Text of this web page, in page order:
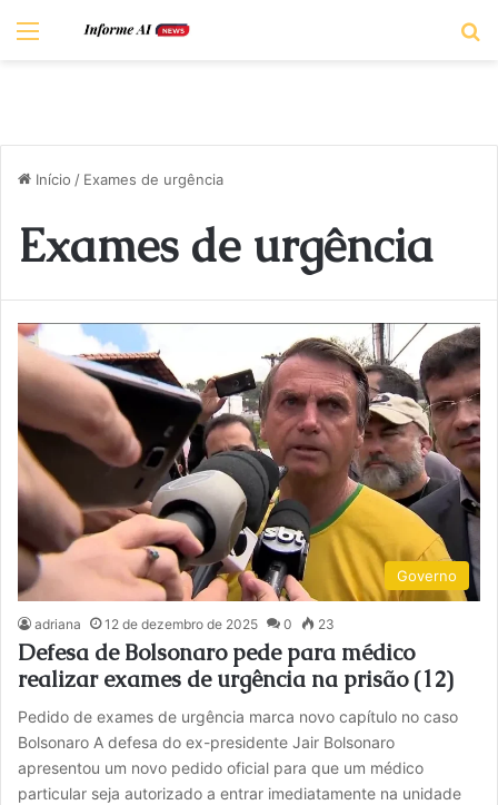
Menu
Início / Exames de urgência
Exames de urgência
Governo
adriana 12 de dezembro de 2025 0 23
Defesa de Bolsonaro pede para médico
realizar exames de urgência na prisão (12)
Pedido de exames de urgência marca novo capítulo no caso
Bolsonaro A defesa do ex-presidente Jair Bolsonaro
apresentou um novo pedido oficial para que um médico
particular seja autorizado a entrar imediatamente na unidade